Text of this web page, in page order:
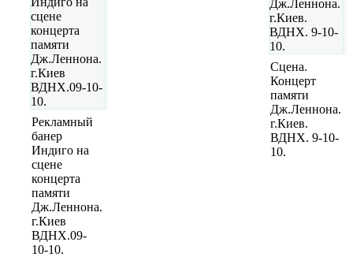
Рекламный
банер
Индиго на
сцене
концерта
памяти
Дж.Леннона.
г.Киев
ВДНХ.09-
10-10.
Сцена.
Концерт
памяти
Дж.Леннона.
г.Киев.
ВДНХ. 9-10-
10.